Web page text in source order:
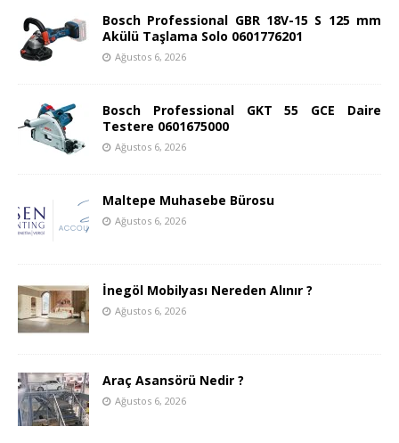
Bosch Professional GBR 18V-15 S 125 mm
Akülü Taşlama Solo 0601776201
Ağustos 6, 2026
Bosch Professional GKT 55 GCE Daire
Testere 0601675000
Ağustos 6, 2026
Maltepe Muhasebe Bürosu
Ağustos 6, 2026
İnegöl Mobilyası Nereden Alınır ?
Ağustos 6, 2026
Araç Asansörü Nedir ?
Ağustos 6, 2026